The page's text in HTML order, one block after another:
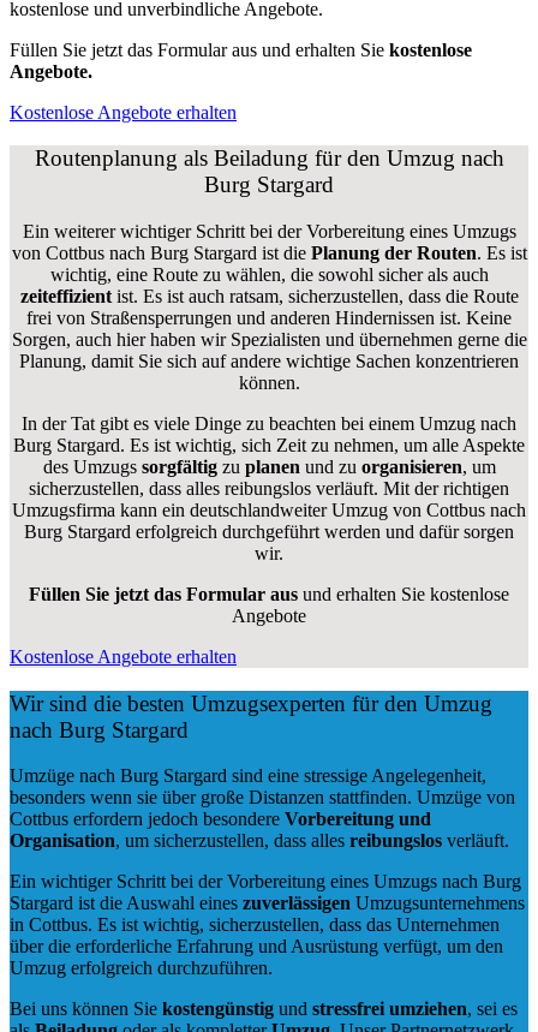
kostenlose und unverbindliche Angebote.
Füllen Sie jetzt das Formular aus und erhalten Sie kostenlose
Angebote.
Kostenlose Angebote erhalten
Routenplanung als Beiladung für den Umzug nach
Burg Stargard
Ein weiterer wichtiger Schritt bei der Vorbereitung eines Umzugs
von Cottbus nach Burg Stargard ist diePlanung der Routen. Es ist
wichtig, eine Route zu wählen, die sowohl sicher als auch
zeiteffizientist. Es ist auch ratsam, sicherzustellen, dass die Route
frei von Straßensperrungen und anderen Hindernissen ist. Keine
Sorgen, auch hier haben wir Spezialisten und übernehmen gerne die
Planung, damit Sie sich auf andere wichtige Sachen konzentrieren
können.
In der Tat gibt es viele Dinge zu beachten bei einem Umzug nach
Burg Stargard. Es ist wichtig, sich Zeit zu nehmen, um alle Aspekte
des Umzugs sorgfältigzu planen und zu organisieren, um
sicherzustellen, dass alles reibungslos verläuft. Mit der richtigen
Umzugsfirma kann ein deutschlandweiter Umzug von Cottbus nach
Burg Stargard erfolgreich durchgeführt werden und dafür sorgen
wir.
Füllen Sie jetzt das Formular aus und erhalten Sie kostenlose
Angebote
Kostenlose Angebote erhalten
Wir sind die besten Umzugsexperten für den Umzug
nach Burg Stargard
Umzüge nach Burg Stargard sind eine stressige Angelegenheit,
besonders wenn sie über große Distanzen stattfinden. Umzüge von
Cottbus erfordern jedoch besondere Vorbereitung und
Organisation, um sicherzustellen, dass alles reibungslos verläuft.
Ein wichtiger Schritt bei der Vorbereitung eines Umzugs nach Burg
Stargard ist die Auswahl eines zuverlässigen Umzugsunternehmens
in Cottbus. Es ist wichtig, sicherzustellen, dass das Unternehmen
über die erforderliche Erfahrung und Ausrüstung verfügt, um den
Umzug erfolgreich durchzuführen.
Bei uns können Sie kostengünstig und stressfrei umziehen, sei es